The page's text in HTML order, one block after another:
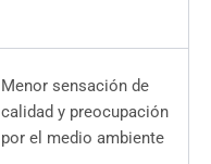
Menor sensación de
calidad y preocupación
por el medio ambiente